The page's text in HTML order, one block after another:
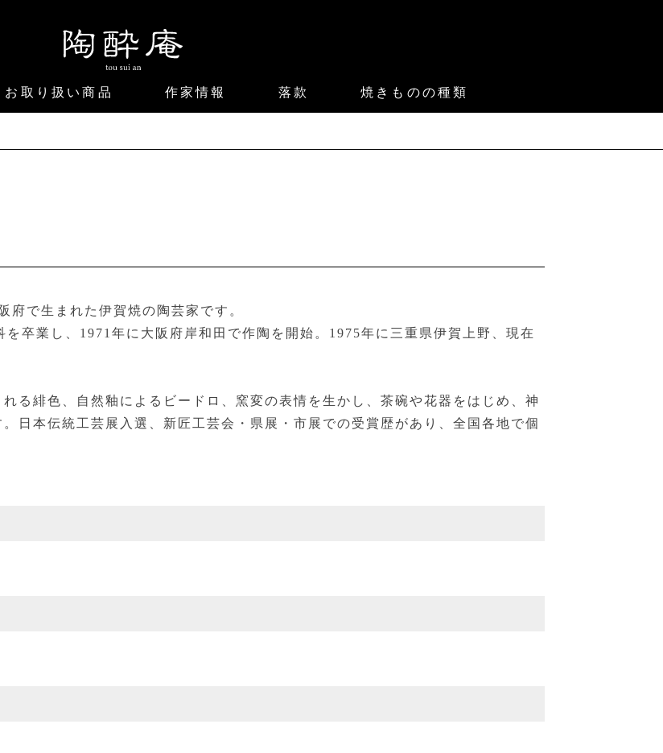
お取り扱い商品 作家情報 落款 焼きものの種類
府で生まれた伊賀焼の陶芸家です。
卒業し、1971年に大阪府岸和田で作陶を開始。1975年に三重県伊賀上野、現在
る緋色、自然釉によるビードロ、窯変の表情を生かし、茶碗や花器をはじめ、神
日本伝統工芸展入選、新匠工芸会・県展・市展での受賞歴があり、全国各地で個